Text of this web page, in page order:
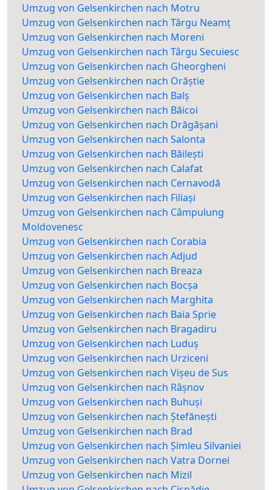
Umzug von Gelsenkirchen nach Motru
Umzug von Gelsenkirchen nach Târgu Neamț
Umzug von Gelsenkirchen nach Moreni
Umzug von Gelsenkirchen nach Târgu Secuiesc
Umzug von Gelsenkirchen nach Gheorgheni
Umzug von Gelsenkirchen nach Orăștie
Umzug von Gelsenkirchen nach Balș
Umzug von Gelsenkirchen nach Băicoi
Umzug von Gelsenkirchen nach Drăgășani
Umzug von Gelsenkirchen nach Salonta
Umzug von Gelsenkirchen nach Băilești
Umzug von Gelsenkirchen nach Calafat
Umzug von Gelsenkirchen nach Cernavodă
Umzug von Gelsenkirchen nach Filiași
Umzug von Gelsenkirchen nach Câmpulung
Moldovenesc
Umzug von Gelsenkirchen nach Corabia
Umzug von Gelsenkirchen nach Adjud
Umzug von Gelsenkirchen nach Breaza
Umzug von Gelsenkirchen nach Bocșa
Umzug von Gelsenkirchen nach Marghita
Umzug von Gelsenkirchen nach Baia Sprie
Umzug von Gelsenkirchen nach Bragadiru
Umzug von Gelsenkirchen nach Luduș
Umzug von Gelsenkirchen nach Urziceni
Umzug von Gelsenkirchen nach Vișeu de Sus
Umzug von Gelsenkirchen nach Râșnov
Umzug von Gelsenkirchen nach Buhuși
Umzug von Gelsenkirchen nach Ștefănești
Umzug von Gelsenkirchen nach Brad
Umzug von Gelsenkirchen nach Șimleu Silvaniei
Umzug von Gelsenkirchen nach Vatra Dornei
Umzug von Gelsenkirchen nach Mizil